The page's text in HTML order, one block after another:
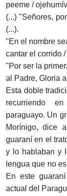
peeme /
(...) "Señores,
(...).
"En el nombre
cantar el corrido
"Por ser la
al Padre, Gloria
Esta doble
recurriendo
paraguayo. Un
Morínigo, dice
guaraní en el
y lo hablaban y
lengua que no
En este
actual del